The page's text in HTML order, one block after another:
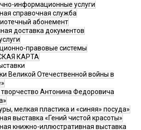
информационные услуги
справочная служба
абонемент
доставка документов
правовые системы
КАРТА
Великой Отечественной войны в
Антонина Федоровича
мелкая пластика и «синяя» посуда»
выставка «Гений чистой красоты»
книжно-иллюстративная выставка